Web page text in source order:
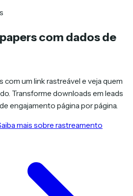
com dados de
um link rastreável e veja quem
Transforme downloads em leads
engajamento página por página.
mais sobre rastreamento